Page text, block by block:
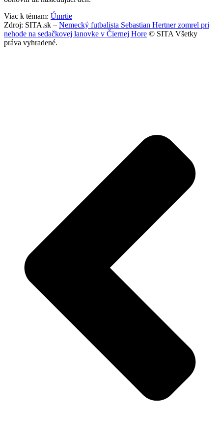
Viac k témam: Úmrtie
Zdroj: SITA.sk – Nemecký futbalista Sebastian Hertner zomrel pri
nehode na sedačkovej lanovke v Čiernej Hore © SITA Všetky
práva vyhradené.